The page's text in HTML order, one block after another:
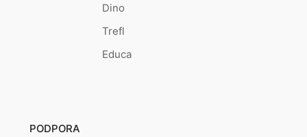
Dino
Trefl
Educa
PODPORA